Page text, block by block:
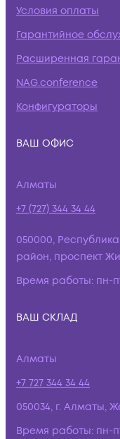
Условия оплаты
Гарантийное
Расширенная
NAG.conference
Конфигураторы
ВАШ ОФИС
Алматы
+7 (727) 344 34 44
050000,
район, проспект
Время работы: пн-
ВАШ СКЛАД
Алматы
+7 727 344 34 44
050034, г. Алматы,
Время работы: пн-